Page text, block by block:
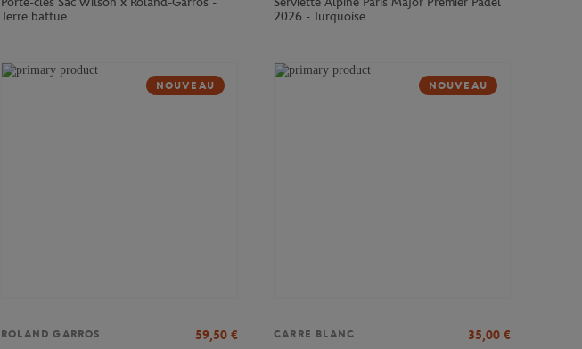
Terre battue
2026 - Turquoise
NOUVEAU
ROLAND GARROS 59,50 €
NOUVEAU
CARRE BLANC 35,00 €